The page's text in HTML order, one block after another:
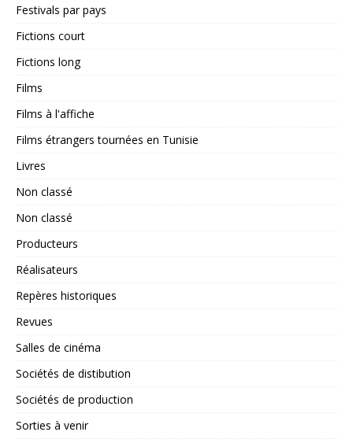
Festivals par pays
Fictions court
Fictions long
Films
Films à l'affiche
Films étrangers tournées en Tunisie
Livres
Non classé
Non classé
Producteurs
Réalisateurs
Repères historiques
Revues
Salles de cinéma
Sociétés de distibution
Sociétés de production
Sorties à venir